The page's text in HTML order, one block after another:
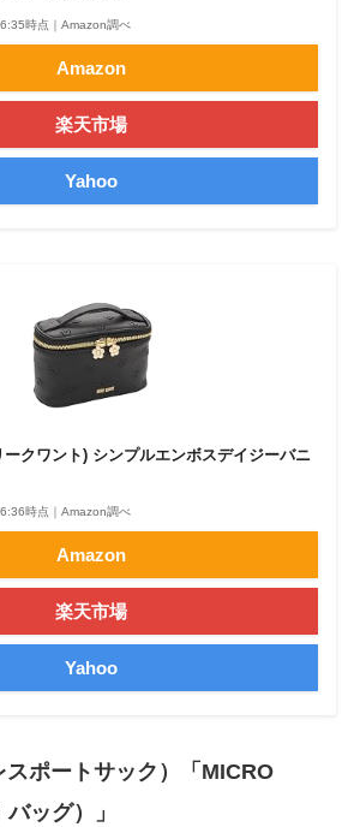
時点｜Amazon調べ
Amazon
楽天市場
Yahoo
クワント) シンプルエンボスデイジーバニ
時点｜Amazon調べ
Amazon
楽天市場
Yahoo
ポートサック）「MICRO
ッグ）」